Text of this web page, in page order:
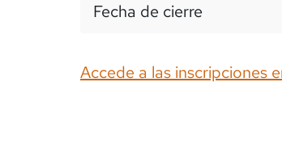
Fecha de cierre
Accede a las inscripciones